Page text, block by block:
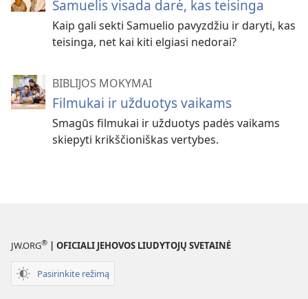
Samuelis visada darė, kas teisinga
Kaip gali sekti Samuelio pavyzdžiu ir daryti, kas
teisinga, net kai kiti elgiasi nedorai?
BIBLIJOS MOKYMAI
Filmukai ir užduotys vaikams
Smagūs filmukai ir užduotys padės vaikams
skiepyti krikščioniškas vertybes.
JW.ORG® | OFICIALI JEHOVOS LIUDYTOJŲ SVETAINĖ
Pasirinkite režimą